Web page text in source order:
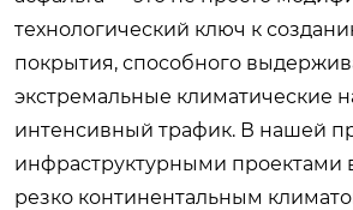
технологический ключ к
покрытия, способного
экстремальные климатические
интенсивный трафик. В нашей
инфраструктурными проектами
резко континентальным